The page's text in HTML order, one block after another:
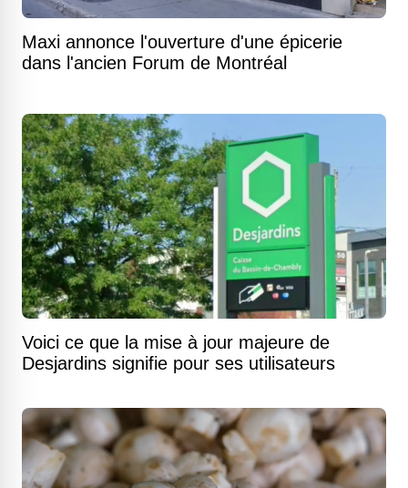
Maxi annonce l'ouverture d'une épicerie
dans l'ancien Forum de Montréal
Voici ce que la mise à jour majeure de
Desjardins signifie pour ses utilisateurs